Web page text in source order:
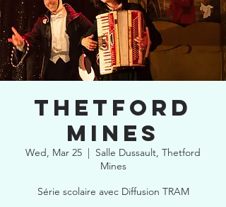
THETFORD
MINES
Wed, Mar 25
  |
Salle Dussault, Thetford
Mines
Série scolaire avec Diffusion TRAM